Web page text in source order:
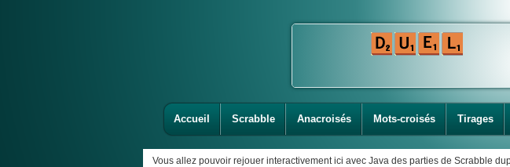
Accueil Scrabble Anacroisés Mots-croisés Tirages
Vous allez pouvoir rejouer interactivement ici avec Java des parties de Scrabble